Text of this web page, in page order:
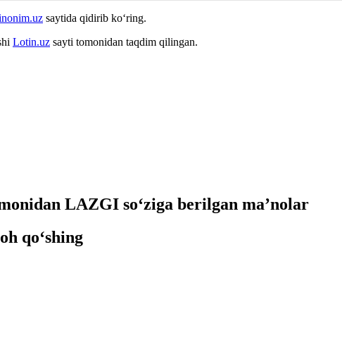
saytida qidirib ko‘ring.
Lotin.uz sayti tomonidan taqdim qilingan.
LAZGI so‘ziga berilgan ma’nolar
qo‘shing